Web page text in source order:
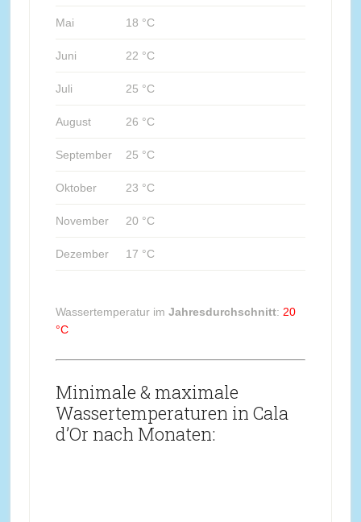
Mai 18 °C
Juni 22 °C
Juli 25 °C
August 26 °C
September 25 °C
Oktober 23 °C
November 20 °C
Dezember 17 °C
Wassertemperatur im Jahresdurchschnitt: 20
°C
Minimale & maximale
Wassertemperaturen in Cala
d’Or nach Monaten: